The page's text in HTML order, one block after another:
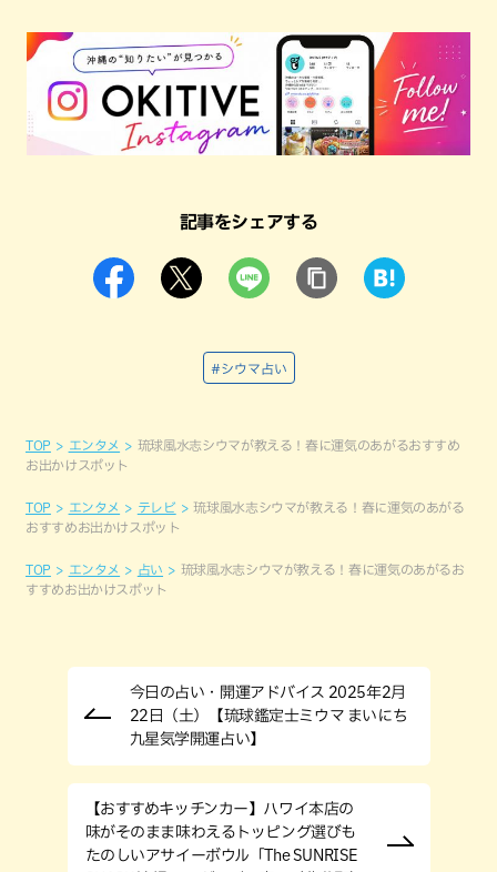
記事をシェアする
#シウマ占い
TOP エンタメ
琉球風水志シウマが教える！春に運気のあがるおすすめ
お出かけスポット
TOP エンタメ テレビ
琉球風水志シウマが教える！春に運気のあがる
おすすめお出かけスポット
TOP エンタメ 占い
琉球風水志シウマが教える！春に運気のあがるお
すすめお出かけスポット
今日の占い・開運アドバイス 2025年2月
22日（土）【琉球鑑定士ミウマ まいにち
九星気学開運占い】
【おすすめキッチンカー】ハワイ本店の
味がそのまま味わえるトッピング選びも
たのしいアサイーボウル「The SUNRISE